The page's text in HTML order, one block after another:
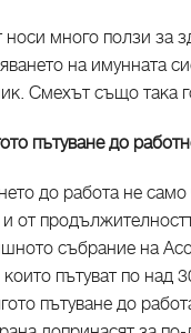
много ползи за
на имунната
Смехът също така
пътуване до
до работа не
от
събрание на
които пътуват по над
пътуване до